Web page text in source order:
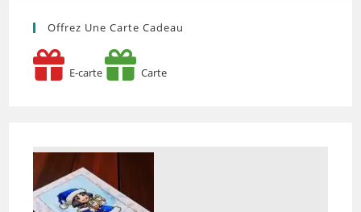
Offrez Une Carte Cadeau
E-carte Carte